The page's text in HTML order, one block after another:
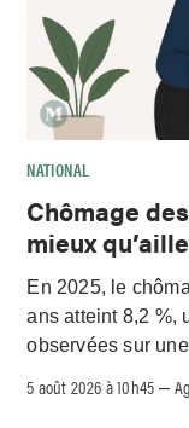
NATIONAL
Chômage
mieux
En 2025, le
ans atteint 8,2 %,
observées sur
5 août 2026 à 10h45 –